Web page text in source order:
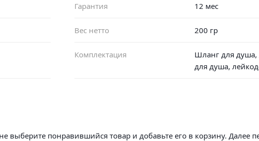
Гарантия 12 мес
Вес нетто 200 гр
Комплектация
Шланг для душа,
для душа,
выберите понравившийся товар и добавьте его в корзину. Далее